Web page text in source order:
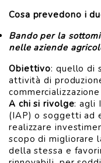
Cosa prevedono i
Bando per la
nelle aziende
Obiettivo: quello di
attività di
A chi si rivolge: agli
(IAP) o soggetti ad
realizzare
scopo di migliorare
della stessa e